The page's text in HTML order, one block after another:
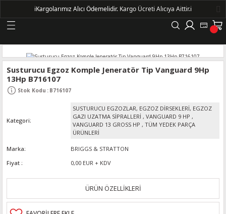
Geri Dön
Susturucu Egzoz Komple Jeneratör Tip Vanguard 9Hp
13Hp B716107
Stok Kodu : B716107
Kategori
SUSTURUCU EGZOZLAR, EGZOZ DİRSEKLERİ, EGZOZ
GAZI UZATMA SİPRALLERİ , VANGUARD 9 HP ,
VANGUARD 13 GROSS HP , TÜM YEDEK PARÇA
ÜRÜNLERİ
Marka
BRIGGS & STRATTON
Fiyat
0,00 EUR + KDV
ÜRÜN ÖZELLİKLERİ
ℹ️Kargolarımız Alıcı Ödemelidir. Kargo Ücreti Alıcıya Aittir.ℹ️